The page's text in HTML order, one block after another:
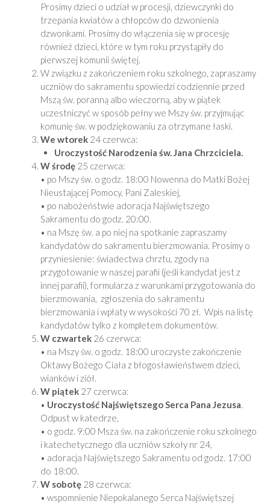
Prosimy dzieci o udział w procesji, dziewczynki do
trzepania kwiatów a chłopców do dzwonienia
dzwonkami. Prosimy do włączenia się w procesję
również dzieci, które w tym roku przystąpiły do
pierwszej komunii świętej.
W związku z zakończeniem roku szkolnego, zapraszamy
uczniów do sakramentu spowiedzi codziennie przed
Mszą św. poranną albo wieczorną, aby w piątek
uczestniczyć w sposób pełny we Mszy św. przyjmując
komunię św. w podziękowaniu za otrzymane łaski.
We wtorek 24 czerwca:
Uroczystość Narodzenia św. Jana Chrzciciela.
W środę 25 czerwca:
• po Mszy św. o godz. 18:00 Nowenna do Matki Bożej
Nieustającej Pomocy, Pani Zaleskiej,
• po nabożeństwie adoracja Najświętszego
Sakramentu do godz. 20:00.
• na Mszę św. a po niej na spotkanie zapraszamy
kandydatów do sakramentu bierzmowania. Prosimy o
przyniesienie: świadectwa chrztu, zgody na
przygotowanie w naszej parafii (jeśli kandydat jest z
innej parafii), formularza z warunkami przygotowania do
bierzmowania, zgłoszenia do sakramentu
bierzmowania i wpłaty w wysokości 70 zł. Wpis na listę
kandydatów tylko z kompletem dokumentów.
W czwartek 26 czerwca:
• na Mszy św. o godz. 18:00 uroczyste zakończenie
Oktawy Bożego Ciała z błogosławieństwem dzieci,
wianków i ziół.
W piątek 27 czerwca:
• Uroczystość Najświętszego Serca Pana Jezusa.
Odpust w katedrze,
• o godz. 9:00 Msza św. na zakończenie roku szkolnego
i katechetycznego dla uczniów szkoły nr 24,
• adoracja Najświętszego Sakramentu od godz. 17:00
do 18:00.
W sobotę 28 czerwca:
• wspomnienie Niepokalanego Serca Najświętszej